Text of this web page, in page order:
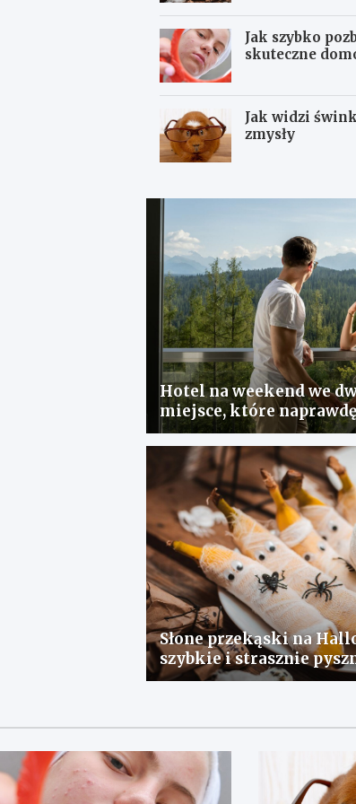
Jak szybko
skuteczne
Jak widzi
zmysły
Hotel na weekend we
miejsce, które
Słone przekąski na
szybkie i strasznie